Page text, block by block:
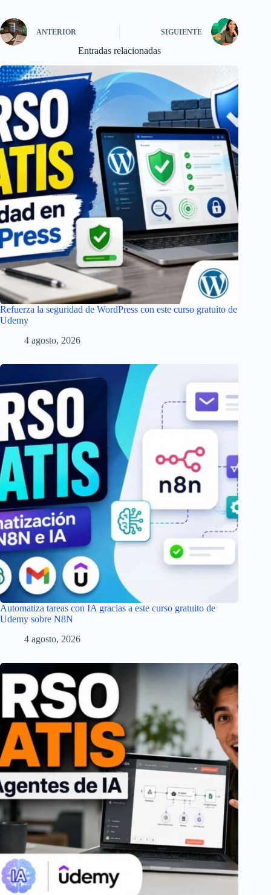
ANTERIOR SIGUIENTE
Entradas relacionadas
Refuerza la seguridad de WordPress con este curso gratuito de
Udemy
4 agosto, 2026
Automatiza tareas con IA gracias a este curso gratuito de
Udemy sobre N8N
4 agosto, 2026